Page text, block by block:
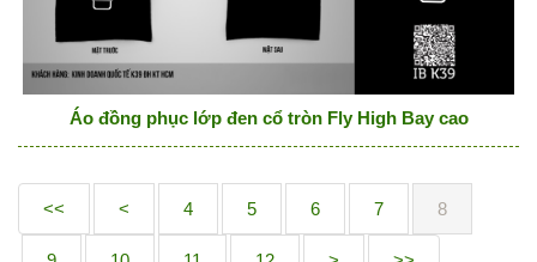
Áo đồng phục lớp đen cổ tròn Fly High Bay cao
<< < 4 5 6 7 8